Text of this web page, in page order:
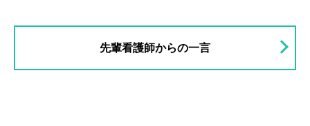
先輩看護師からの一言